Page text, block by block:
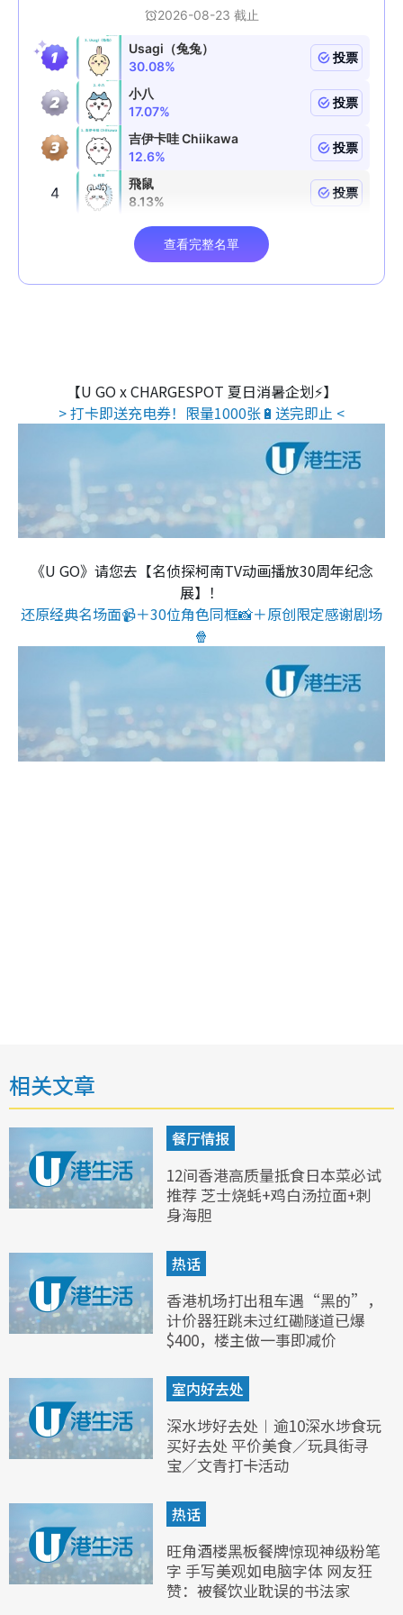
【U GO x CHARGESPOT 夏日消暑企划⚡】
> 打卡即送充电券！限量1000张🔋送完即止 <
《U GO》请您去【名侦探柯南TV动画播放30周年纪念
展】！
还原经典名场面📹＋30位角色同框📸＋原创限定感谢剧场
🍿
相关文章
餐厅情报
12间香港高质量抵食日本菜必试
推荐 芝士烧蚝+鸡白汤拉面+刺
身海胆
热话
香港机场打出租车遇“黑的”，
计价器狂跳未过红磡隧道已爆
$400，楼主做一事即减价
室内好去处
深水埗好去处︱逾10深水埗食玩
买好去处 平价美食／玩具街寻
宝／文青打卡活动
热话
旺角酒楼黑板餐牌惊现神级粉笔
字 手写美观如电脑字体 网友狂
赞：被餐饮业耽误的书法家